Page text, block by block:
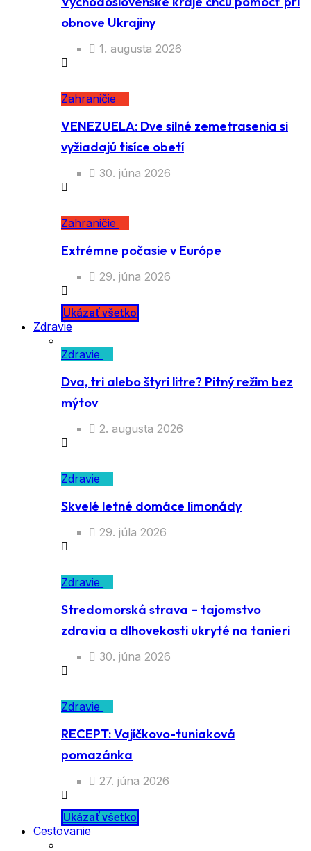
obnove Ukrajiny
1. augusta 2026
Zahraničie
VENEZUELA: Dve silné zemetrasenia si
vyžiadajú tisíce obetí
30. júna 2026
Zahraničie
Extrémne počasie v Európe
29. júna 2026
Ukázať všetko
Zdravie
Zdravie
Dva, tri alebo štyri litre? Pitný režim bez
mýtov
2. augusta 2026
Zdravie
Skvelé letné domáce limonády
29. júla 2026
Zdravie
Stredomorská strava – tajomstvo
zdravia a dlhovekosti ukryté na tanieri
30. júna 2026
Zdravie
RECEPT: Vajíčkovo-tuniaková
pomazánka
27. júna 2026
Ukázať všetko
Cestovanie